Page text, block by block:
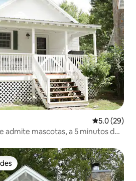
Calificación
5.0 (29)
admite mascotas, a 5 minutos de